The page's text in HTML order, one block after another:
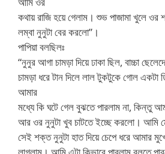
কথায় রাজি হয়ে গেলাম। শুভ পাজামা খুলে ওর
লম্বা নুনুটা বের করলো”।
পাপিয়া বলছিলঃ
“নুনুর আগা চামড়া দিয়ে ঢাকা ছিল, বাচ্চা
চামড়া ধরে টান দিলে লাল টুকটুকে গোল
আমার
মধ্যে কি ঘটে গেল বুঝতে পারলাম না, কিন্তু
আর ওর নুনুটা খুব চাটতে ইচ্ছে করলো। আমি
সেই শক্ত নুনুটা হাত দিয়ে চেপে ধরে আমার